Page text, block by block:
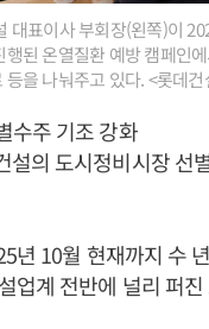
대표이사 부회장(왼쪽)이
행된 온열질환 예방 캠페인
을 나눠주고 있다. <롯데건
수주 기조 강화
설의 도시정비시장 선
년 10월 현재까지 수
업계 전반에 널리 퍼